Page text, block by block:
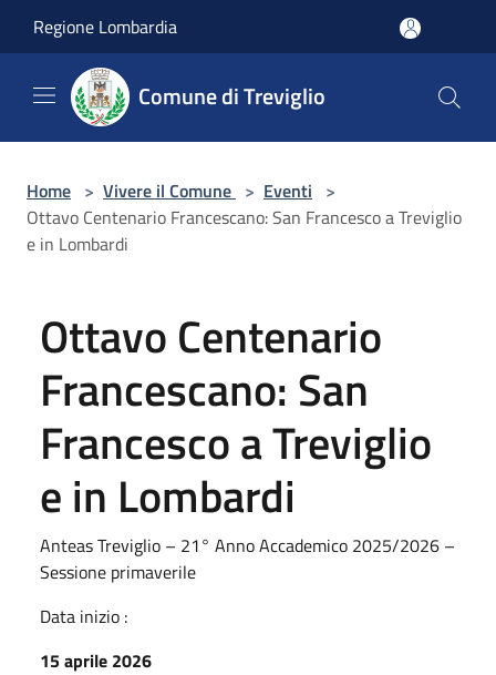
Regione Lombardia
Comune di Treviglio
Home > Vivere il Comune > Eventi >
Ottavo Centenario Francescano: San Francesco a Treviglio
e in Lombardi
Ottavo Centenario
Francescano: San
Francesco a Treviglio
e in Lombardi
Anteas Treviglio – 21° Anno Accademico 2025/2026 –
Sessione primaverile
Data inizio :
15 aprile 2026